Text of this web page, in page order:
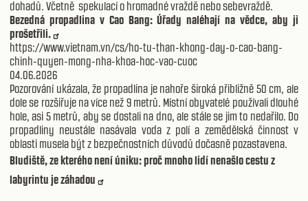
dohadů. Včetně spekulací o hromadné vraždě nebo sebevraždě.
Bezedná propadlina v Cao Bang: Úřady naléhají na vědce, aby ji
prošetřili.
https://www.vietnam.vn/cs/ho-tu-than-khong-day-o-cao-bang-
chinh-quyen-mong-nha-khoa-hoc-vao-cuoc
04.06.2026
Pozorování ukázala, že propadlina je nahoře široká přibližně 50 cm, ale
dole se rozšiřuje na více než 9 metrů. Místní obyvatelé používali dlouhé
hole, asi 5 metrů, aby se dostali na dno, ale stále se jim to nedařilo. Do
propadliny neustále nasávala voda z polí a zemědělská činnost v
oblasti musela být z bezpečnostních důvodů dočasně pozastavena.
Bludiště, ze kterého není úniku: proč mnoho lidí nenašlo cestu z
labyrintu je záhadou